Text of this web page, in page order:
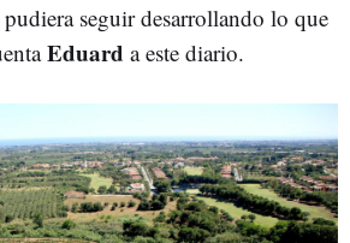
seguir desarrollando lo que
Eduard a este diario.